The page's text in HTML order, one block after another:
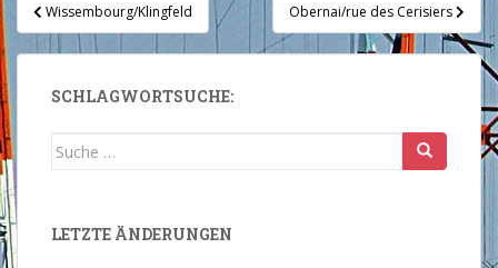
Wissembourg/Klingfeld Obernai/rue des Cerisiers
SCHLAGWORTSUCHE:
Suche
LETZTE ÄNDERUNGEN